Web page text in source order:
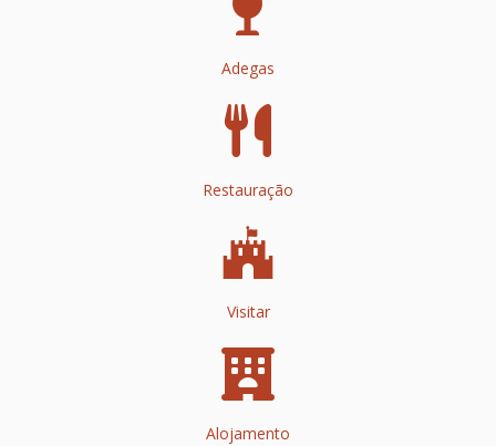
Adegas
Restauração
Visitar
Alojamento